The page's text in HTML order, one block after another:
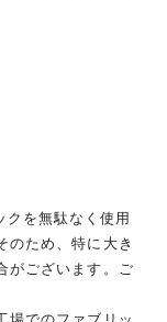
を無駄なく使用
のため、特に大き
がございます。ご